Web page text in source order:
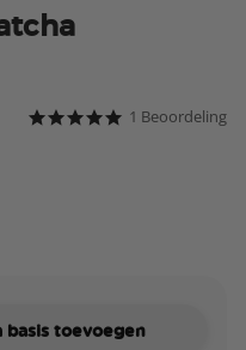
3,2 van 5
5.0 star rating1 Beoordeling
basis toevoegen